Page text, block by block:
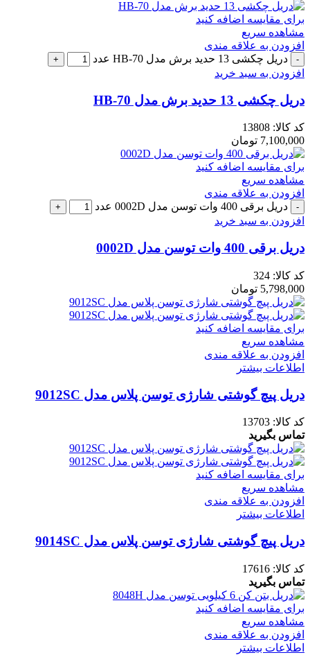
برای مقایسه اضافه کنید
مشاهده سریع
افزودن به علاقه مندی
دریل چکشی 13 حدید برش مدل HB-70 عدد
افزودن به سبد خرید
دریل چکشی 13 حدید برش مدل HB-70
کد کالا: 13808
7,100,000 تومان
برای مقایسه اضافه کنید
مشاهده سریع
افزودن به علاقه مندی
دریل برقی 400 وات توسن مدل 0002D عدد
افزودن به سبد خرید
دریل برقی 400 وات توسن مدل 0002D
کد کالا: 324
5,798,000 تومان
برای مقایسه اضافه کنید
مشاهده سریع
افزودن به علاقه مندی
اطلاعات بیشتر
دریل پیچ گوشتی شارژی توسن پلاس مدل 9012SC
کد کالا: 13703
تماس بگیرید
برای مقایسه اضافه کنید
مشاهده سریع
افزودن به علاقه مندی
اطلاعات بیشتر
دریل پیچ گوشتی شارژی توسن پلاس مدل 9014SC
کد کالا: 17616
تماس بگیرید
برای مقایسه اضافه کنید
مشاهده سریع
افزودن به علاقه مندی
اطلاعات بیشتر